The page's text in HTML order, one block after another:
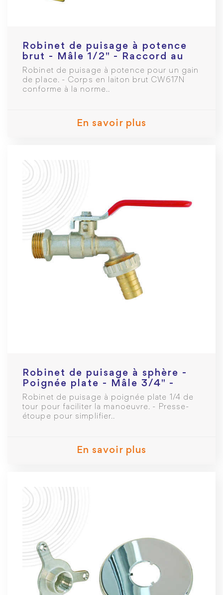
Robinet de puisage à potence
brut - Mâle 1/2" - Raccord au
nez 3/4
Robinet de puisage à potence pour un gain
de place. - Corps en laiton brut CW617N
conforme à la norme..
En savoir plus
Robinet de puisage à sphère -
Poignée plate - Mâle 3/4" -
Raccord au nez 3/4
Robinet de puisage à poignée plate 1/4 de
tour pour faciliter la manoeuvre. - Presse-
étoupe pour simplifier..
En savoir plus